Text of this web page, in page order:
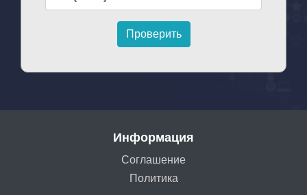
Информация
Соглашение
Политика